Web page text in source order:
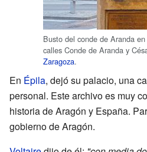
Busto del conde de Aranda
calles Conde de Aranda y
Zaragoza.
En Épila, dejó su palacio, una
personal. Este archivo es muy
historia de Aragón y España.
gobierno de Aragón.